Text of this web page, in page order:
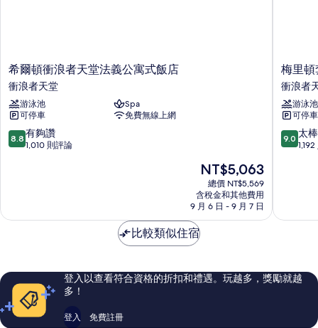
希
爾
頓
衝
浪
者
天
式
浪
者
堂
希爾頓衝浪者天堂法義公寓式飯店
衝浪者天堂
游泳池
Spa
可停車
免費無線上網
8.8
分，
夠
評
論
8.8 有夠讚
1,010 則評論
現
在
價
格
為
NT$5,063
NT$5,063
總價 NT$5,569
含稅金和其他費用
9 月 6 日 - 9 月 7 日
梅
里
頓
套
房
衝
浪
衝
堂
梅里頓
衝浪者
游泳池
可停車
9.0
分，
棒
評
論
9.0 太
比較類似住宿
登入以查看符合資格的折扣和禮遇。玩越多，獎勵就越
多！
登入 免費註冊